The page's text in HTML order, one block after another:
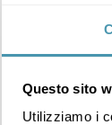
Questo sito
Utilizziamo i